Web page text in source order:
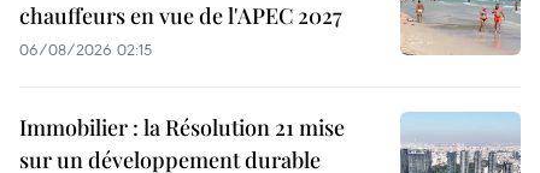
chauffeurs en vue de l'APEC 2027
06/08/2026 02:15
Immobilier : la Résolution 21 mise
sur un développement durable